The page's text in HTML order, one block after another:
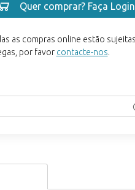
Quer comprar? Faça Login
as compras online estão
por favor contacte-nos.